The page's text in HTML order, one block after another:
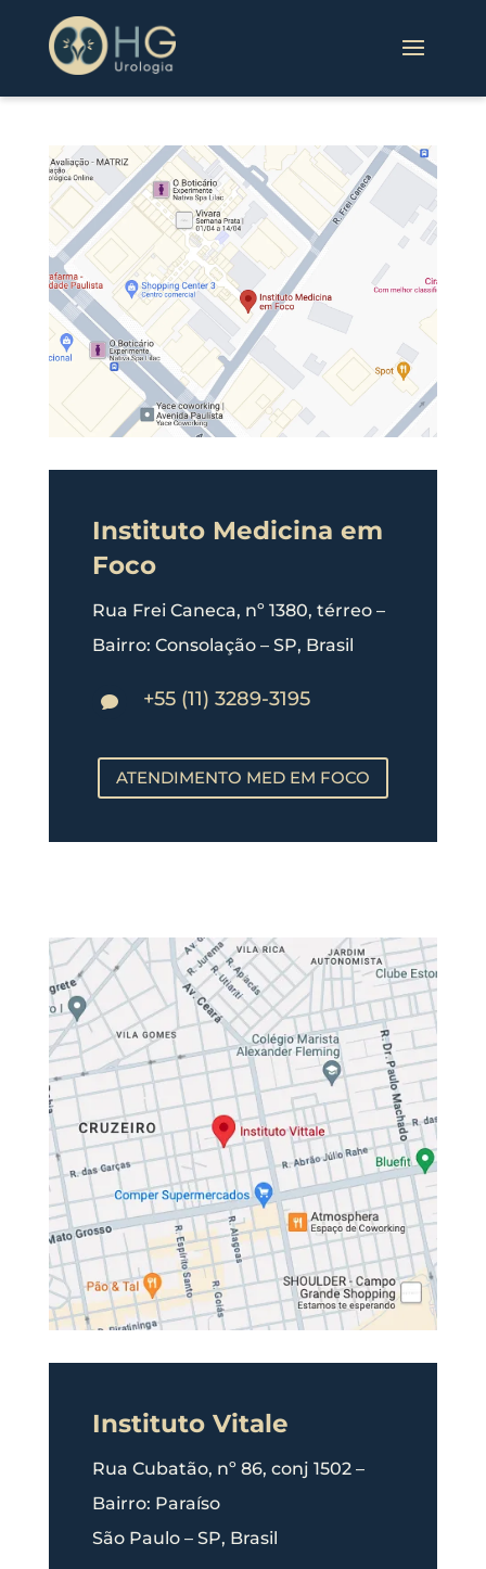
Instituto Medicina em
Foco
Rua Frei Caneca, nº 1380, térreo –
Bairro: Consolação – SP, Brasil
 +55 (11) 3289-3195
ATENDIMENTO MED EM FOCO
Instituto Vitale
Rua Cubatão, nº 86, conj 1502 –
Bairro: Paraíso
São Paulo – SP, Brasil